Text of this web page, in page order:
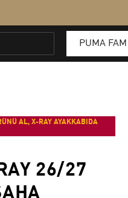
AL, X-RAY AYAKKABIDA
26/27